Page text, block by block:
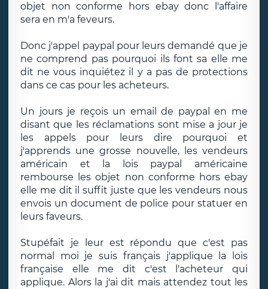
objet non conforme hors ebay donc l'affaire
sera en m'a feveurs.
Donc j'appel paypal pour leurs demandé que je
ne comprend pas pourquoi ils font sa elle me
dit ne vous inquiétez il y a pas de protections
dans ce cas pour les acheteurs.
Un jours je reçois un email de paypal en me
disant que les réclamations sont mise a jour je
les appels pour leurs dire pourquoi et
j'apprends une grosse nouvelle, les vendeurs
américain et la lois paypal américaine
rembourse les objet non conforme hors ebay
elle me dit il suffit juste que les vendeurs nous
envois un document de police pour statuer en
leurs faveurs.
Stupéfait je leur est répondu que c'est pas
normal moi je suis français j'applique la lois
française elle me dit c'est l'acheteur qui
applique. Alors la j'ai dit mais attendez tout les